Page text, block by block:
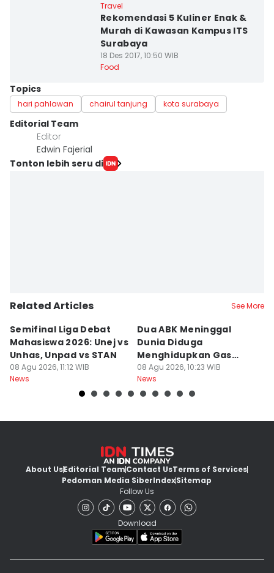
Travel
Rekomendasi 5 Kuliner Enak &
Murah di Kawasan Kampus ITS
Surabaya
18 Des 2017, 10:50 WIB
Food
Topics
hari pahlawan chairul tanjung kota surabaya
Editorial Team
Editor
Edwin Fajerial
Tonton lebih seru di
Related Articles See More
Semifinal Liga Debat
Mahasiswa 2026: Unej vs
Unhas, Unpad vs STAN
08 Agu 2026, 11:12 WIB
News
Dua ABK Meninggal
Dunia Diduga
Menghidupkan Gas
Beracun di Kapal
08 Agu 2026, 10:23 WIB
News
About UsEditorial TeamContact UsTerms of Services
Pedoman Media SiberIndexSitemap
Follow Us
Download